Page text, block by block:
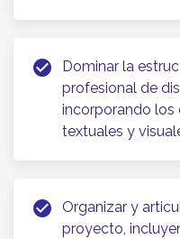
check_circle
Dominar la
profesional de
incorporando los
textuales y
check_circle
Organizar y
proyecto,